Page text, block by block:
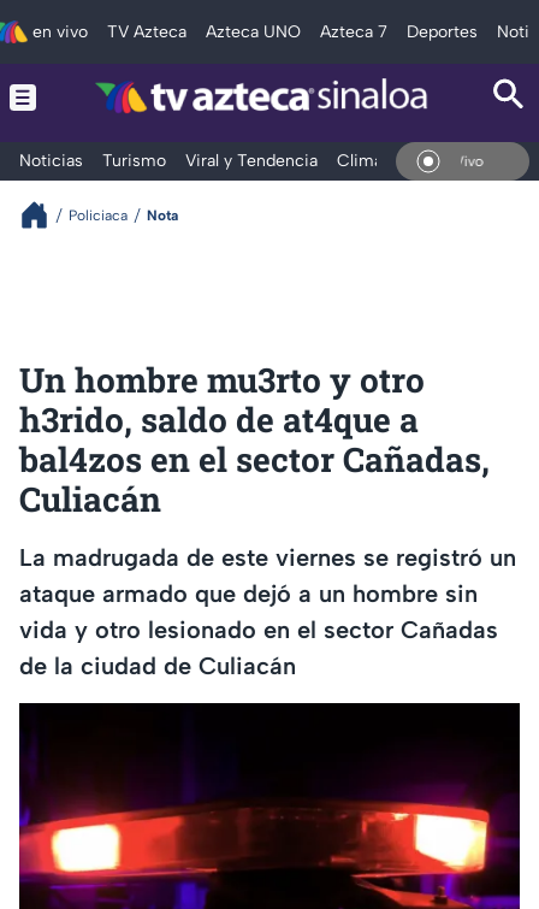
en vivo TV Azteca Azteca UNO Azteca 7 Deportes
Noticias Turismo Viral y Tendencia Clima Deportes
En Vivo
Policiaca Nota
Un hombre mu3rto y otro
h3rido, saldo de at4que a
bal4zos en el sector Cañadas,
Culiacán
La madrugada de este viernes se registró un
ataque armado que dejó a un hombre sin
vida y otro lesionado en el sector Cañadas
de la ciudad de Culiacán